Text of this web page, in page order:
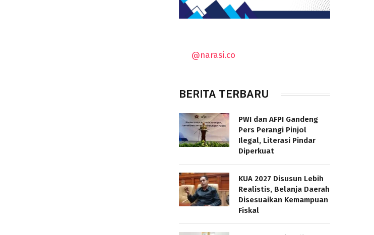
@narasi.co
BERITA TERBARU
PWI dan AFPI Gandeng
Pers Perangi Pinjol
Ilegal, Literasi Pindar
Diperkuat
KUA 2027 Disusun Lebih
Realistis, Belanja Daerah
Disesuaikan Kemampuan
Fiskal